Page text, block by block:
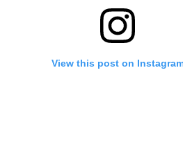
View this post on